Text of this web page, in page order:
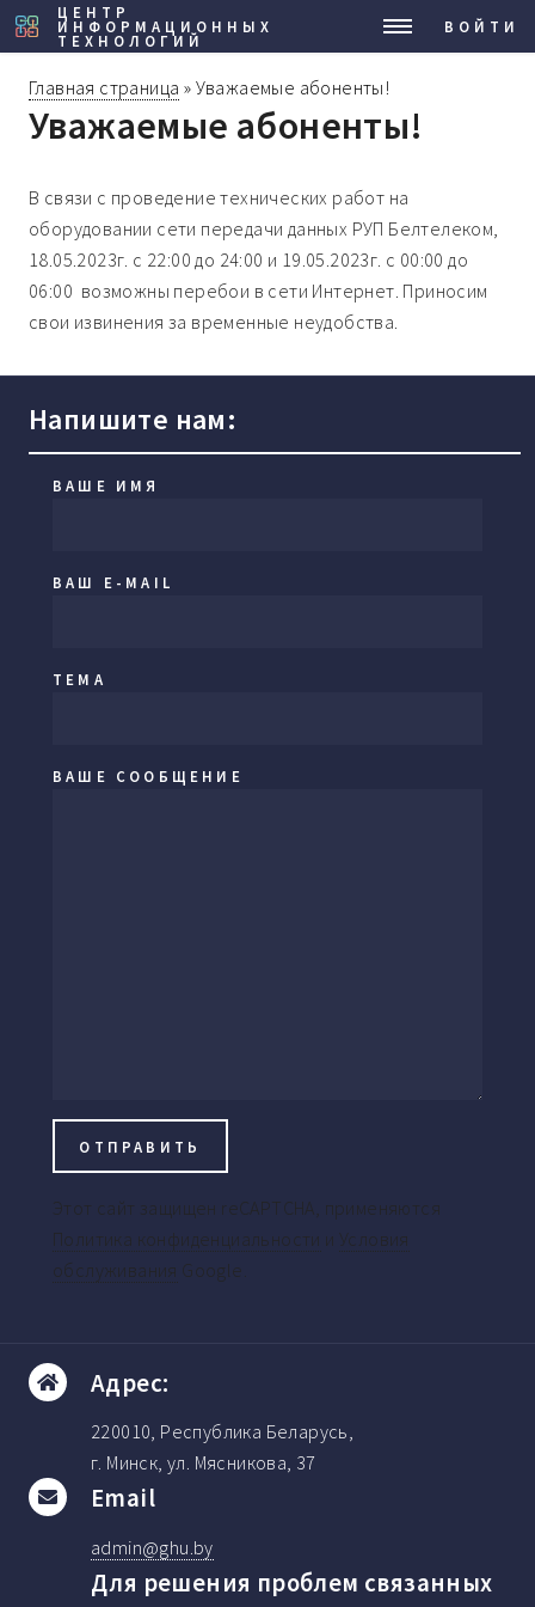
ЦЕНТР
ИНФОРМАЦИОННЫХ
ТЕХНОЛОГИЙ
МЕНЮ
ВОЙТИ
Главная страница » Уважаемые абоненты!
Уважаемые абоненты!
В связи с проведение технических работ на
оборудовании сети передачи данных РУП Белтелеком,
18.05.2023г. с 22:00 до 24:00 и 19.05.2023г. с 00:00 до
06:00 возможны перебои в сети Интернет. Приносим
свои извинения за временные неудобства.
Напишите нам:
ВАШЕ ИМЯ
ВАШ E-MAIL
ТЕМА
ВАШЕ СООБЩЕНИЕ
Этот сайт защищен reCAPTCHA, применяются
Политика конфиденциальности и Условия
обслуживания Google.
Адрес:
220010, Республика Беларусь,
г. Минск, ул. Мясникова, 37
Email
admin@ghu.by
Для решения проблем связанных